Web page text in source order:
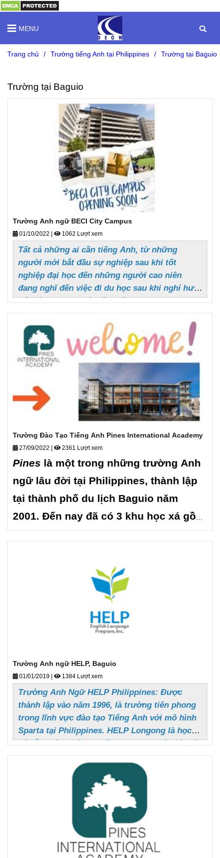
MENU
Trang chủ / Trường tiếng Anh tại Philippines / Trường tại Baguio
Trường tại Baguio
Trường Anh ngữ BECI City Campus
01/10/2022 | 1062 Lượt xem
Tất cả những ai cần tiếng Anh, từ những
người mới bắt đầu sự nghiệp sau khi tốt
nghiệp đại học đến những người cao niên
đang nghĩ đến việc đi du học sau khi nghỉ hưu.
Tất cả những người cần tiếng Anh thương mại
như kỹ năng trình bày lưu loát và logic được
sử dụng trong các tình huống kinh doanh thực
tế như nhân viên văn phòng, dịch giả tự do,
sinh viên mới khởi nghiệp, đào tạo nhóm
doanh nghiệp, triển vọng kinh doanh ở nước
ngoài và phỏng vấn 24 tiếng Anh.
Trường Đào Tạo Tiếng Anh Pines International Academy
27/09/2022 2361 Lượt xem
Pines là một trong những trường Anh
ngữ lâu đời tại Philippines, thành lập
tại thành phố du lịch Baguio năm
2001. Đến nay đã có 3 khu học xá gồm
Pines International Academy (còn gọi
Ocean. Chương trình đào tạo rất đa
dạng và mang tính học thuật cao, để
đáp ứng mọi nhu cầu và giúp học viên
đạt hiệu quả cao, Pines đã không
lượng giảng dạy song song với đầu tư
về cơ sở vật chất phục vụ cho việc
học tập của học viên.
Trường Anh ngữ HELP, Baguio
01/01/2019 | 1384 Lượt xem
Trường Anh Ngữ HELP Philippines: Được
thành lập vào năm 1996, là trường tiên phong
trong lĩnh vực đào tạo Tiếng Anh với mô hình
Sparta tại Philippines. HELP Longong là học
xá nằm cách thành phố Baguio 30 phút. Vì thế,
học xá rất thuận lợi cho việc học tập bởi với
sự yên tĩnh, phong cảnh yên bình và khí hậu
mát mẻ. Là cơ sở lớn nhất trong tất cả các cơ
sở HELP, Longlong cung cấp các chương trình
đa dạng từ khóa ESL đến các khóa học sau đại
học, trường Cao đẳng Concordia của Benguet.